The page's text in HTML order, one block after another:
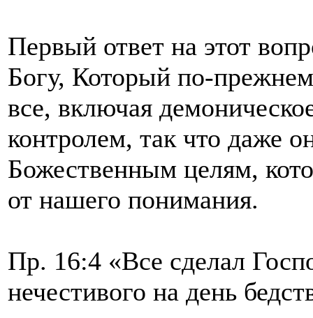
Первый ответ на этот
Богу, Который по-
все, включая
контролем, так что даже
Божественным целям,
от нашего понимания.
Пр. 16:4 «Все сделал
нечестивого на день